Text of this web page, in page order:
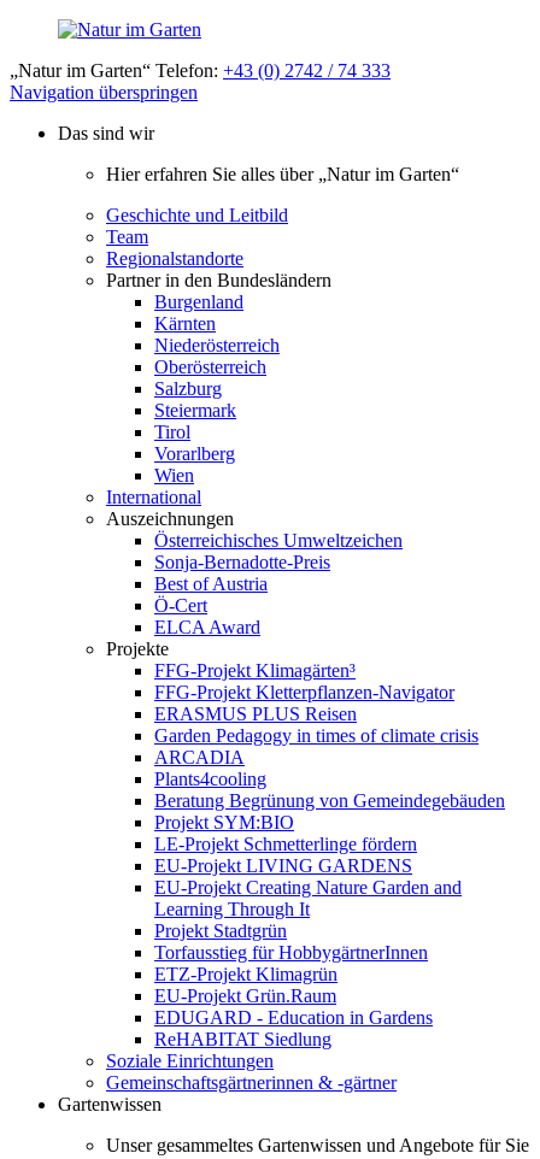
„Natur im Garten“ Telefon: +43 (0) 2742 / 74 333
Navigation überspringen
Das sind wir
Hier erfahren Sie alles über „Natur im Garten“
Geschichte und Leitbild
Team
Regionalstandorte
Partner in den Bundesländern
Burgenland
Kärnten
Niederösterreich
Oberösterreich
Salzburg
Steiermark
Tirol
Vorarlberg
Wien
International
Auszeichnungen
Österreichisches Umweltzeichen
Sonja-Bernadotte-Preis
Best of Austria
Ö-Cert
ELCA Award
Projekte
FFG-Projekt Klimagärten³
FFG-Projekt Kletterpflanzen-Navigator
ERASMUS PLUS Reisen
Garden Pedagogy in times of climate crisis
ARCADIA
Plants4cooling
Beratung Begrünung von Gemeindegebäuden
Projekt SYM:BIO
LE-Projekt Schmetterlinge fördern
EU-Projekt LIVING GARDENS
EU-Projekt Creating Nature Garden and
Learning Through It
Projekt Stadtgrün
Torfausstieg für HobbygärtnerInnen
ETZ-Projekt Klimagrün
EU-Projekt Grün.Raum
EDUGARD - Education in Gardens
ReHABITAT Siedlung
Soziale Einrichtungen
Gemeinschaftsgärtnerinnen & -gärtner
Gartenwissen
Unser gesammeltes Gartenwissen und Angebote für Sie